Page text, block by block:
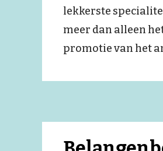
lekkerste
meer dan alleen
promotie van het